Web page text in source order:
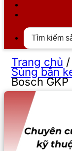
Trang chủ /
Súng bắn
Bosch GKP